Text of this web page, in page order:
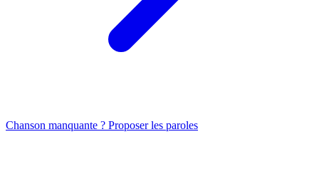
Chanson manquante ? Proposer les paroles